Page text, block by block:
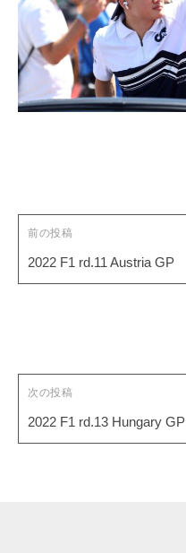
ビ
ゲ
ー
シ
前の投稿
2022 F1 rd.11 Austria GP
次の投稿
2022 F1 rd.13 Hungary GP